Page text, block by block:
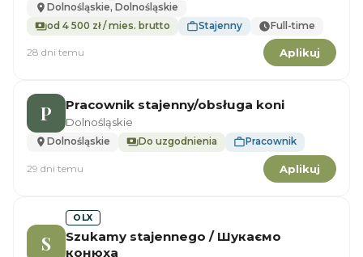
Dolnośląskie, Dolnośląskie
od 4 500 zł / mies. brutto
Stajenny Full-time
28 dni temu Aplikuj
P Pracownik stajenny/obsługa koni
Dolnośląskie
Dolnośląskie Do uzgodnienia Pracownik
29 dni temu Aplikuj
S
OLX
Szukamy stajennego / Шукаємо
конюха